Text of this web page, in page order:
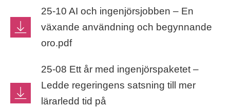
25-10 AI och ingenjörsjobben – En
växande användning och begynnande
oro.pdf
25-08 Ett år med ingenjörspaketet –
Ledde regeringens satsning till mer
lärarledd tid på